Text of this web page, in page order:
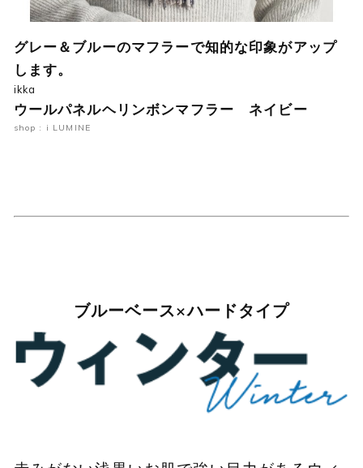
グレー＆ブルーのマフラーで知的な印象がアップ
します。
ikka
ウールパネルヘリンボンマフラー ネイビー
shop : i LUMINE
ブルーベース×ハードタイプ